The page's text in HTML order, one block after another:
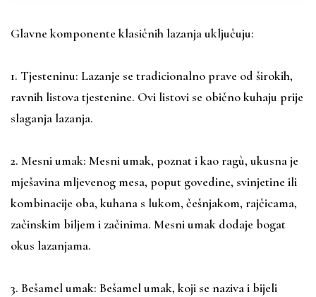
Glavne komponente klasičnih lazanja uključuju:
1. Tjesteninu: Lazanje se tradicionalno prave od širokih,
ravnih listova tjestenine. Ovi listovi se obično kuhaju prije
slaganja lazanja.
2. Mesni umak: Mesni umak, poznat i kao ragù, ukusna je
mješavina mljevenog mesa, poput govedine, svinjetine ili
kombinacije oba, kuhana s lukom, češnjakom, rajčicama,
začinskim biljem i začinima. Mesni umak dodaje bogat
okus lazanjama.
3. Bešamel umak: Bešamel umak, koji se naziva i bijeli